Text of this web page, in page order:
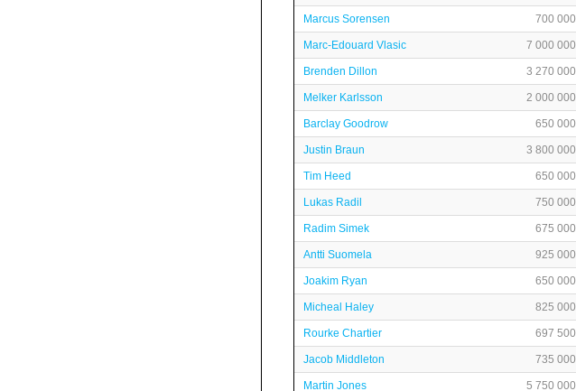
Marcus Sorensen 700 000
Marc-Edouard Vlasic 7 000 000
Brenden Dillon 3 270 000
Melker Karlsson 2 000 000
Barclay Goodrow 650 000
Justin Braun 3 800 000
Tim Heed 650 000
Lukas Radil 750 000
Radim Simek 675 000
Antti Suomela 925 000
Joakim Ryan 650 000
Micheal Haley 825 000
Rourke Chartier 697 500
Jacob Middleton 735 000
Martin Jones 5 750 000